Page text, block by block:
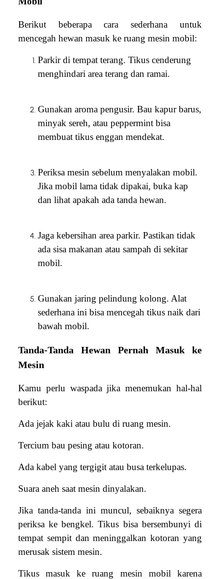
Berikut beberapa cara sederhana untuk
mencegah hewan masuk ke ruang mesin mobil:
Parkir di tempat terang. Tikus cenderung
menghindari area terang dan ramai.
Gunakan aroma pengusir. Bau kapur barus,
minyak sereh, atau peppermint bisa
membuat tikus enggan mendekat.
Periksa mesin sebelum menyalakan mobil.
Jika mobil lama tidak dipakai, buka kap
dan lihat apakah ada tanda hewan.
Jaga kebersihan area parkir. Pastikan tidak
ada sisa makanan atau sampah di sekitar
mobil.
Gunakan jaring pelindung kolong. Alat
sederhana ini bisa mencegah tikus naik dari
bawah mobil.
Tanda-Tanda Hewan Pernah Masuk ke
Mesin
Kamu perlu waspada jika menemukan hal-hal
berikut:
Ada jejak kaki atau bulu di ruang mesin.
Tercium bau pesing atau kotoran.
Ada kabel yang tergigit atau busa terkelupas.
Suara aneh saat mesin dinyalakan.
Jika tanda-tanda ini muncul, sebaiknya segera
periksa ke bengkel. Tikus bisa bersembunyi di
tempat sempit dan meninggalkan kotoran yang
merusak sistem mesin.
Tikus masuk ke ruang mesin mobil karena